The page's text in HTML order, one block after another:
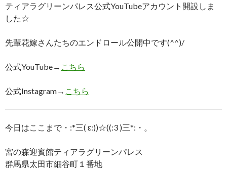
ティアラグリーンパレス公式YouTubeアカウント開設しま
した☆
先輩花嫁さんたちのエンドロール公開中です(^^)/
公式YouTube→ こちら
公式Instagram→ こちら
今日はここまで・:*三( ε:))☆((:3 )三*:・。
宮の森迎賓館ティアラグリーンパレス
群馬県太田市細谷町１番地